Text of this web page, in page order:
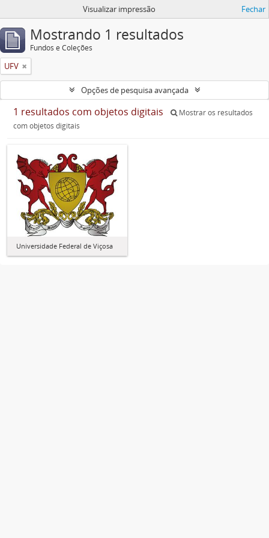
Visualizar impressão Fechar
Mostrando 1 resultados
Fundos e Coleções
UFV
Opções de pesquisa avançada
1 resultados com objetos digitais
Mostrar os resultados
com objetos digitais
Universidade Federal de Viçosa